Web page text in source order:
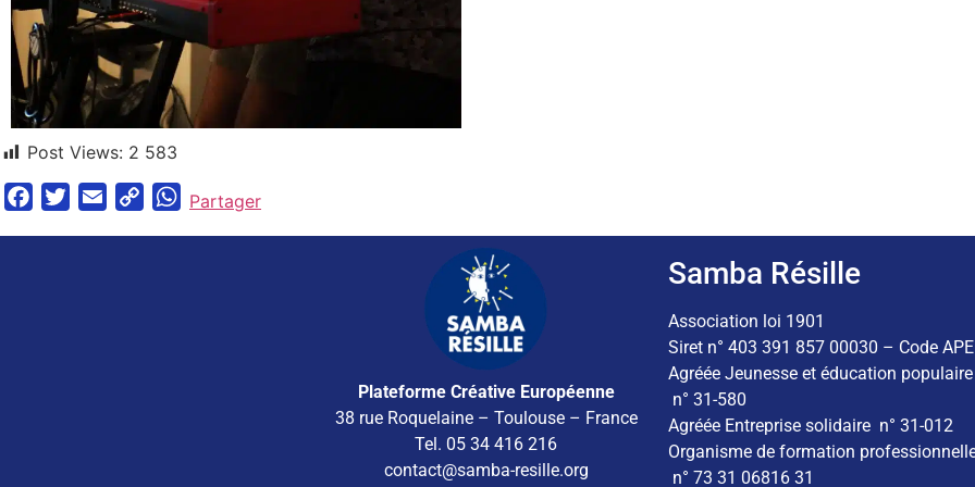
Post Views: 2 583
FacebookTwitterEmail
Copy WhatsApp
Partager
Plateforme Créative Européenne
38 rue Roquelaine – Toulouse – France
Tel. 05 34 416 216
contact@samba-resille.org
Samba Résille
Association loi 1901
Siret n° 403 391 857 00030 – Code
Agréée Jeunesse et éducation populaire
n° 31-580
Agréée Entreprise solidaire n° 31-012
Organisme de formation
n° 73 31 06816 31